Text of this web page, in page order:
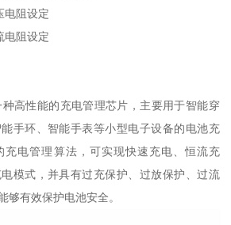
电阻设定
电阻设定
种高性能的充电管理芯片，主要用于智能穿
手环、智能手表等小型电子设备的电池充
充电管理算法，可实现快速充电、恒流充
模式，并具有过充保护、过放保护、过流
够有效保护电池安全。